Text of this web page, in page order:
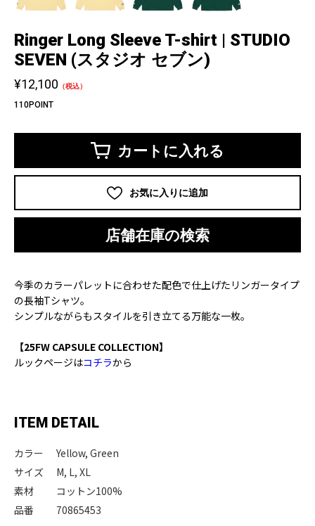
Ringer Long Sleeve T-shirt | STUDIO
SEVEN (スタジオ セブン)
¥12,100 （税込）
110POINT
カートに入れる
お気に入りに追加
店舗在庫の検索
今季のカラーパレットに合わせた配色で仕上げたリンガータイプ
の長袖Tシャツ。
シンプルながらもスタイルを引き立てる万能な一枚。
【25FW CAPSULE COLLECTION】
ルックページはコチラから
ITEM DETAIL
カラー
Yellow, Green
サイズ
M, L, XL
素材
コットン100%
品番
70865453